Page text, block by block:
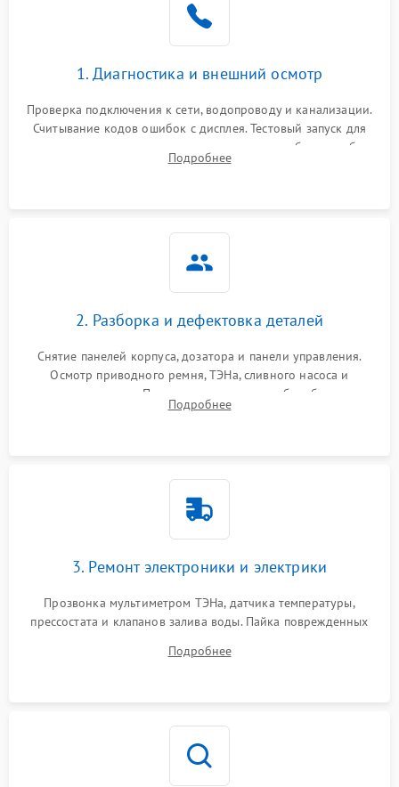
1. Диагностика и внешний осмотр
Проверка подключения к сети, водопроводу и канализации.
Считывание кодов ошибок с дисплея. Тестовый запуск для
выявления посторонних шумов, протечек или сбоев в работе
электронного модуля управления.
Подробнее
2. Разборка и дефектовка деталей
Снятие панелей корпуса, дозатора и панели управления.
Осмотр приводного ремня, ТЭНа, сливного насоса и
амортизаторов. Проверка подшипников барабана и
крестовины на износ, а манжеты люка на разрывы.
Подробнее
3. Ремонт электроники и электрики
Прозвонка мультиметром ТЭНа, датчика температуры,
прессостата и клапанов залива воды. Пайка поврежденных
Восстановление целостности проводки и контактов.
Подробнее